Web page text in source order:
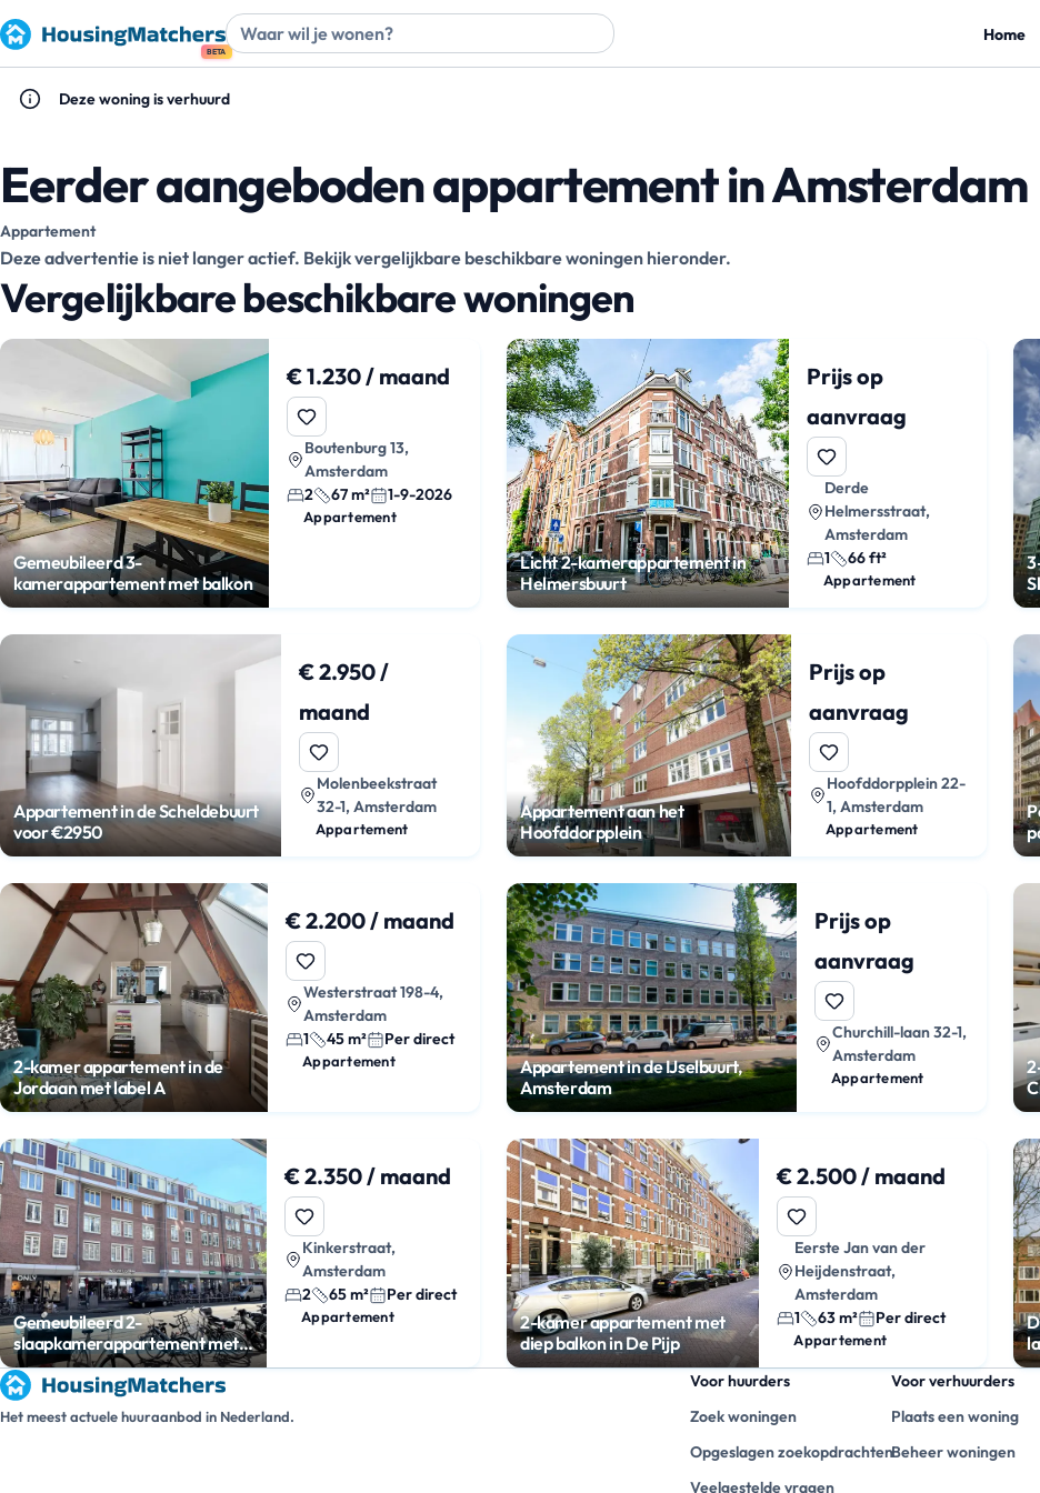
BETA
Home
Deze woning is verhuurd
Eerder aangeboden appartement in Amsterdam
Appartement
Deze advertentie is niet langer actief. Bekijk vergelijkbare beschikbare woningen hieronder.
Vergelijkbare beschikbare woningen
Gemeubileerd 3-
kamerappartement met balkon
€ 1.230 / maand
Boutenburg 13,
Amsterdam
2
67 m² 1-9-2026
Appartement
Licht 2-kamerappartement in
Helmersbuurt
Prijs op
aanvraag
Derde
Helmersstraat,
Amsterdam
1
66 ft²
Appartement
Appartement in de Scheldebuurt
voor €2950
€ 2.950 /
maand
Molenbeekstraat
32-1, Amsterdam
Appartement
Appartement aan het
Hoofddorpplein
Prijs op
aanvraag
Hoofddorpplein 22-
1, Amsterdam
Appartement
2-kamer appartement in de
Jordaan met label A
€ 2.200 / maand
Westerstraat 198-4,
Amsterdam
1
45 m² Per direct
Appartement
Appartement in de IJselbuurt,
Amsterdam
Prijs op
aanvraag
Churchill-laan 32-1,
Amsterdam
Appartement
Gemeubileerd 2-
slaapkamerappartement met
balkon
€ 2.350 / maand
Kinkerstraat,
Amsterdam
2
65 m² Per direct
Appartement
2-kamer appartement met
diep balkon in De Pijp
€ 2.500 / maand
Eerste Jan van der
Heijdenstraat,
Amsterdam
1
63 m² Per direct
Appartement
Het meest actuele huuraanbod in Nederland.
Voor huurders
Zoek woningen
Opgeslagen zoekopdrachten
Veelgestelde vragen
Voor verhuurders
Plaats een woning
Beheer woningen